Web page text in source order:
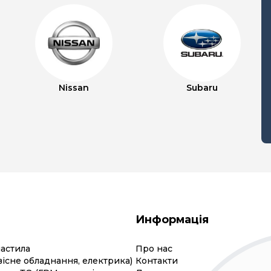
Nissan Subaru
обладнання, електрика)
Информація
Про нас
Контакти